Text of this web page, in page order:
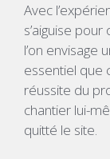
Avec
s’aiguise
l’on envisage
essentiel que
réussite du
chantier lui-
quitté le site.